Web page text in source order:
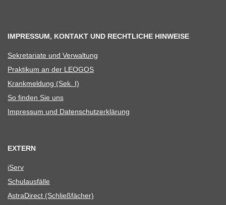
IMPRESSUM, KONTAKT UND RECHTLICHE HINWEISE
Sekre­ta­riate und Verwaltung
Prak­ti­kum an der LEOGOS
Krank­mel­dung (Sek. I)
So fin­den Sie uns
Impres­sum und Datenschutzerklärung
EXTERN
iServ
Schul­aus­fälle
Astra­Di­rect (Schließ­fä­cher)